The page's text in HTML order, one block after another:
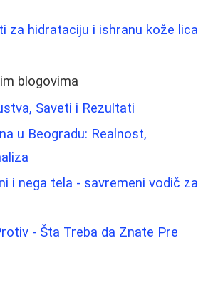
za hidrataciju i ishranu kože lica
blogovima
Saveti i Rezultati
u Beogradu: Realnost,
i nega tela - savremeni vodič za
- Šta Treba da Znate Pre